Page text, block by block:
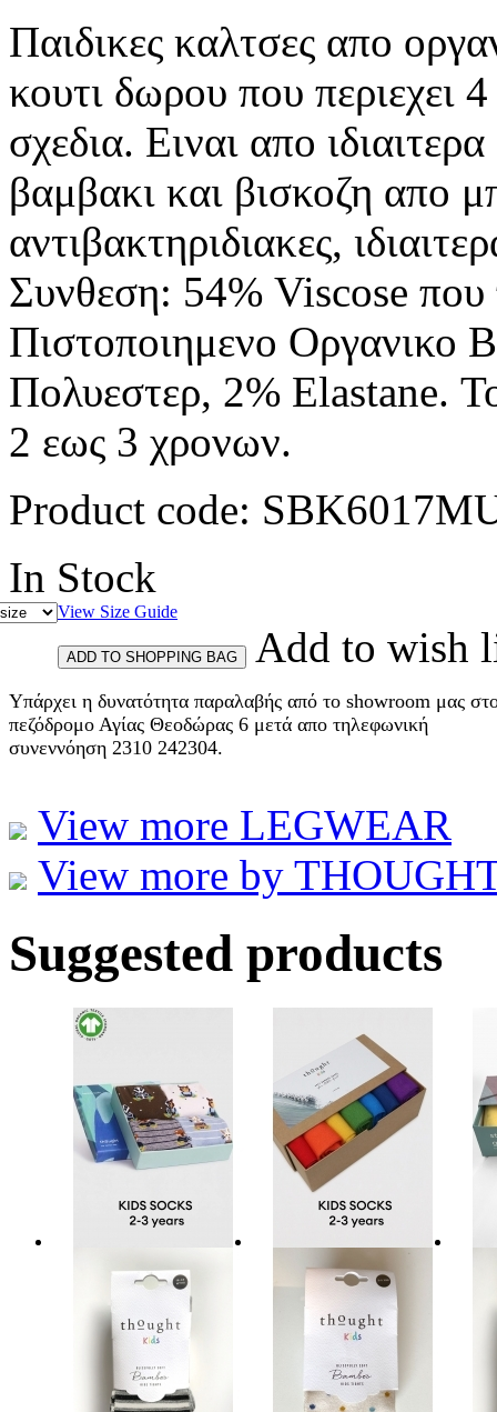
Παιδικες καλτσες απο
κουτι δωρου που περιεχει
σχεδια. Ειναι απο
βαμβακι και βισκοζη απο
αντιβακτηριδιακες,
Συνθεση: 54% Viscose
Πιστοποιημενο Οργανικο
Πολυεστερ, 2% Elastane.
2 εως 3 χρονων.
Product code:
In Stock
View Size Guide
Add to wish
Υπάρχει η δυνατότητα παραλαβής από το showroom μας
πεζόδρομο Αγίας Θεοδώρας 6 μετά απο τηλεφωνική
συνεννόηση 2310 242304.
View more LEGWEAR
View more by
Suggested products